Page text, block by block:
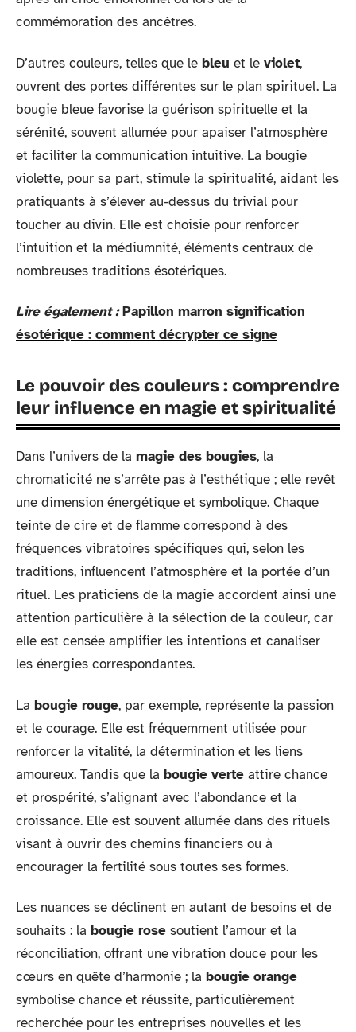
commémoration des ancêtres.
D’autres couleurs, telles que le bleu et le violet,
ouvrent des portes différentes sur le plan spirituel. La
bougie bleue favorise la guérison spirituelle et la
sérénité, souvent allumée pour apaiser l’atmosphère
et faciliter la communication intuitive. La bougie
violette, pour sa part, stimule la spiritualité, aidant les
pratiquants à s’élever au-dessus du trivial pour
toucher au divin. Elle est choisie pour renforcer
l’intuition et la médiumnité, éléments centraux de
nombreuses traditions ésotériques.
Lire également : Papillon marron signification
ésotérique : comment décrypter ce signe
Le pouvoir des couleurs : comprendre
leur influence en magie et spiritualité
Dans l’univers de la magie des bougies, la
chromaticité ne s’arrête pas à l’esthétique ; elle revêt
une dimension énergétique et symbolique. Chaque
teinte de cire et de flamme correspond à des
fréquences vibratoires spécifiques qui, selon les
traditions, influencent l’atmosphère et la portée d’un
rituel. Les praticiens de la magie accordent ainsi une
attention particulière à la sélection de la couleur, car
elle est censée amplifier les intentions et canaliser
les énergies correspondantes.
La bougie rouge, par exemple, représente la passion
et le courage. Elle est fréquemment utilisée pour
renforcer la vitalité, la détermination et les liens
amoureux. Tandis que la bougie verte attire chance
et prospérité, s’alignant avec l’abondance et la
croissance. Elle est souvent allumée dans des rituels
visant à ouvrir des chemins financiers ou à
encourager la fertilité sous toutes ses formes.
Les nuances se déclinent en autant de besoins et de
souhaits : la bougie rose soutient l’amour et la
réconciliation, offrant une vibration douce pour les
cœurs en quête d’harmonie ; la bougie orange
symbolise chance et réussite, particulièrement
recherchée pour les entreprises nouvelles et les